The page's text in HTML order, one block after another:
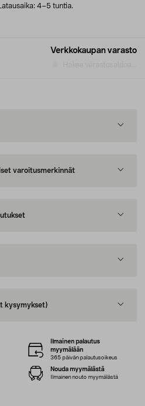
Verkkokaupan varasto
4–5 tuntia.
varoitusmerkinnät
kysymykset)
Ilmainen palautus
myymälään
365 päivän palautusoikeus
Nouda myymälästä
Ilmainen nouto myymälästä